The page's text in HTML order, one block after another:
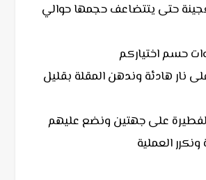
حتى يتتضاعف حجمها حوالي
نار هادئة وندهن المقلة بقليل
على جهتين ونضع عليهم
العملية